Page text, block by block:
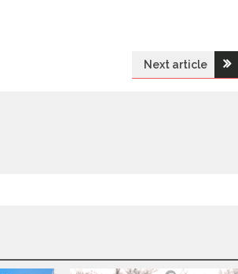
Next article